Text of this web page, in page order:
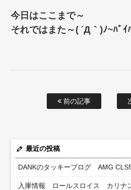
今日はここまで～
それではまた～( ´Д｀)ﾉ~ﾊﾞｲ
前の記事
最近の投稿
DANKのタッキーブログ AMG
入庫情報 ロールスロイス カリナ